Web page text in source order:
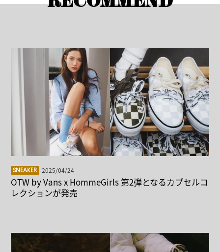
SNEAKER 2025/04/24
OTW by Vans x HommeGirls 第2弾となるカプセルコ
レクションが発売